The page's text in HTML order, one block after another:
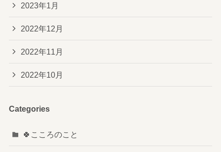
2023年1月
2022年12月
2022年11月
2022年10月
Categories
🍀こころのこと